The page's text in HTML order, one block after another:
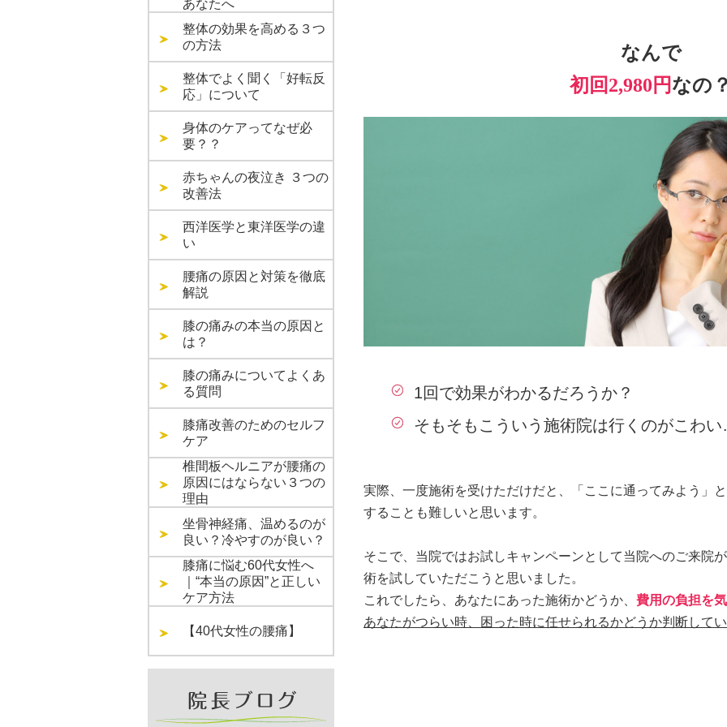
あなたへ
整体の効果を高める３つ
の方法
整体でよく聞く「好転反
応」について
身体のケアってなぜ必
要？？
赤ちゃんの夜泣き ３つの
改善法
西洋医学と東洋医学の違
い
腰痛の原因と対策を徹底
解説
膝の痛みの本当の原因と
は？
膝の痛みについてよくあ
る質問
膝痛改善のためのセルフ
ケア
椎間板ヘルニアが腰痛の
原因にはならない３つの
理由
坐骨神経痛、温めるのが
良い？冷やすのが良い？
膝痛に悩む60代女性へ
｜“本当の原因”と正しい
ケア方法
【40代女性の腰痛】
なんで
初回2,980円なの
1回で効果がわかるだろうか？
そもそもこういう施術院は行くのがこわ
実際、一度施術を受けただけだと、「ここに通ってみよう」
することも難しいと思います。
そこで、当院ではお試しキャンペーンとして当院へのご来院
術を試していただこうと思いました。
これでしたら、あなたにあった施術かどうか、 費用の負担を
あなたがつらい時、困った時に任せられるかどうか判断して